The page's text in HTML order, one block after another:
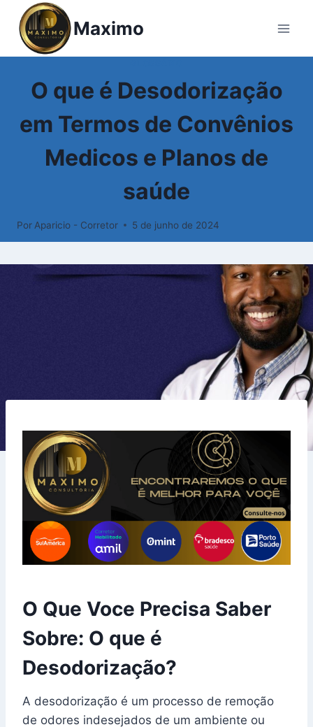
Pular
para
Maximo
O que é Desodorização
em Termos de Convênios
Medicos e Planos de
saúde
Por Aparicio - Corretor 5 de junho de 2024
O Que Voce Precisa Saber
Sobre: O que é
Desodorização?
A desodorização é um processo de remoção
de odores indesejados de um ambiente ou